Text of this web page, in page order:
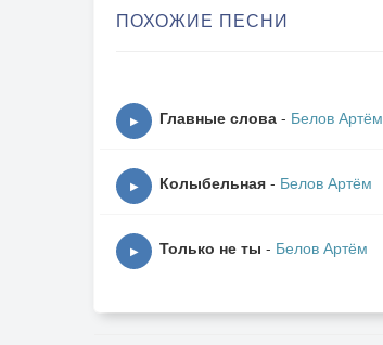
ПОХОЖИЕ ПЕСНИ
▶ Главные слова - Белов Артём
▶ Колыбельная - Белов Артём
▶ Только не ты - Белов Артём